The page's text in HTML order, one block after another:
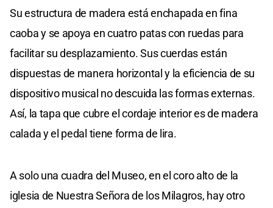
Su estructura de madera está enchapada en fina
caoba y se apoya en cuatro patas con ruedas para
facilitar su desplazamiento. Sus cuerdas están
dispuestas de manera horizontal y la eficiencia de su
dispositivo musical no descuida las formas externas.
Así, la tapa que cubre el cordaje interior es de madera
calada y el pedal tiene forma de lira.
A solo una cuadra del Museo, en el coro alto de la
iglesia de Nuestra Señora de los Milagros, hay otro